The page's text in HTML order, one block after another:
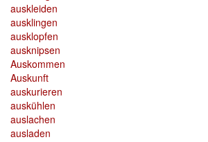
auskleiden
ausklingen
ausklopfen
ausknipsen
Auskommen
Auskunft
auskurieren
auskühlen
auslachen
ausladen